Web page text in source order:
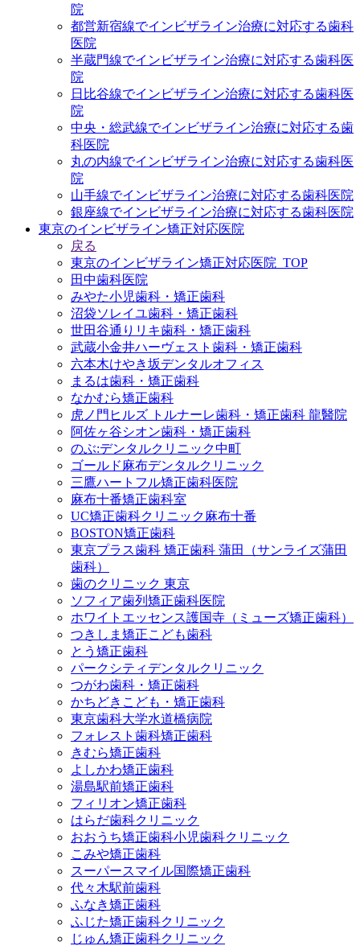
院
都営新宿線でインビザライン治療に対応する歯科
医院
半蔵門線でインビザライン治療に対応する歯科医
院
日比谷線でインビザライン治療に対応する歯科医
院
中央・総武線でインビザライン治療に対応する歯
科医院
丸の内線でインビザライン治療に対応する歯科医
院
山手線でインビザライン治療に対応する歯科医院
銀座線でインビザライン治療に対応する歯科医院
東京のインビザライン矯正対応医院
戻る
東京のインビザライン矯正対応医院_TOP
田中歯科医院
みやた小児歯科・矯正歯科
沼袋ソレイユ歯科・矯正歯科
世田谷通りリキ歯科・矯正歯科
武蔵小金井ハーヴェスト歯科・矯正歯科
六本木けやき坂デンタルオフィス
まるは歯科・矯正歯科
なかむら矯正歯科
虎ノ門ヒルズ トルナーレ歯科・矯正歯科 龍醫院
阿佐ヶ谷シオン歯科・矯正歯科
のぶ:デンタルクリニック中町
ゴールド麻布デンタルクリニック
三鷹ハートフル矯正歯科医院
麻布十番矯正歯科室
UC矯正歯科クリニック麻布十番
BOSTON矯正歯科
東京プラス歯科 矯正歯科 蒲田（サンライズ蒲田
歯科）
歯のクリニック 東京
ソフィア歯列矯正歯科医院
ホワイトエッセンス護国寺（ミューズ矯正歯科）
つきしま矯正こども歯科
とう矯正歯科
パークシティデンタルクリニック
つがわ歯科・矯正歯科
かちどきこども・矯正歯科
東京歯科大学水道橋病院
フォレスト歯科矯正歯科
きむら矯正歯科
よしかわ矯正歯科
湯島駅前矯正歯科
フィリオン矯正歯科
はらだ歯科クリニック
おおうち矯正歯科小児歯科クリニック
こみや矯正歯科
スーパースマイル国際矯正歯科
代々木駅前歯科
ふなき矯正歯科
ふじた矯正歯科クリニック
じゅん矯正歯科クリニック